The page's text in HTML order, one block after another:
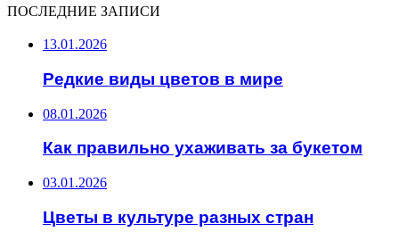
ПОСЛЕДНИЕ ЗАПИСИ
13.01.2026
Редкие виды цветов в мире
08.01.2026
Как правильно ухаживать за букетом
03.01.2026
Цветы в культуре разных стран